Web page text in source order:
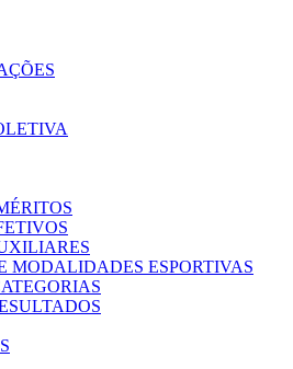
MODALIDADES ESPORTIVAS